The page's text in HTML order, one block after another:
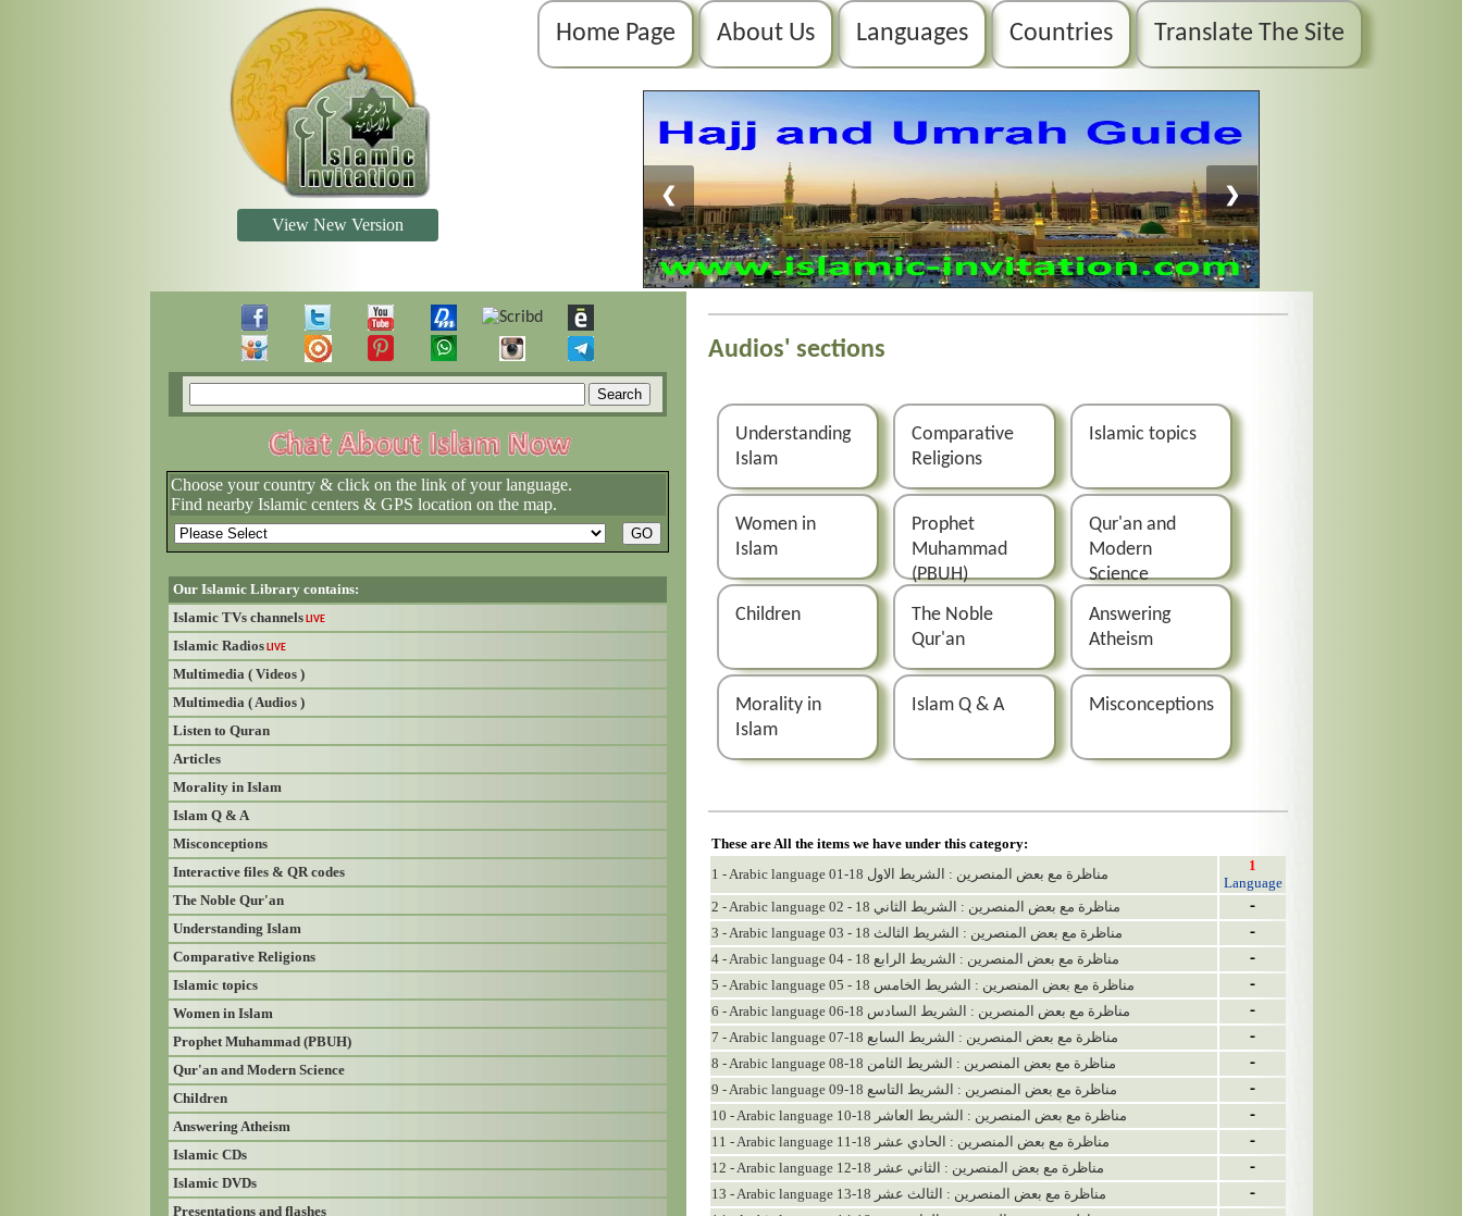
Home Page About Us Languages Countries Translate The Site
❮ ❯
View New Version
Choose your country & click on the link of your language.
Find nearby Islamic centers & GPS location on the map.
Our Islamic Library contains:
Islamic TVs channels LIVE
Islamic Radios LIVE
Multimedia ( Videos )
Multimedia ( Audios )
Listen to Quran
Articles
Morality in Islam
Islam Q & A
Misconceptions
Interactive files & QR codes
The Noble Qur'an
Understanding Islam
Comparative Religions
Islamic topics
Women in Islam
Prophet Muhammad (PBUH)
Qur'an and Modern Science
Children
Answering Atheism
Islamic CDs
Islamic DVDs
Presentations and flashes
Audios' sections
Understanding
Islam
Comparative
Religions
Islamic topics
Women in
Islam
Prophet
Muhammad
(PBUH)
Qur'an and
Modern
Science
Children
The Noble
Qur'an
Answering
Atheism
Morality in
Islam
Islam Q & A Misconceptions
These are All the items we have under this category:
1 - Arabic language 01-18 مناظرة مع بعض المنصرين : الشريط الاول
1
Language
2 - Arabic language 02 - 18 مناظرة مع بعض المنصرين : الشريط الثاني
-
3 - Arabic language 03 - 18 مناظرة مع بعض المنصرين : الشريط الثالث -
4 - Arabic language 04 - 18 مناظرة مع بعض المنصرين : الشريط الرابع -
5 - Arabic language 05 - 18 مناظرة مع بعض المنصرين : الشريط الخامس -
6 - Arabic language 06-18 مناظرة مع بعض المنصرين : الشريط السادس -
7 - Arabic language 07-18 مناظرة مع بعض المنصرين : الشريط السابع -
8 - Arabic language 08-18 مناظرة مع بعض المنصرين : الشريط الثامن -
9 - Arabic language 09-18 مناظرة مع بعض المنصرين : الشريط التاسع -
10 - Arabic language 10-18 مناظرة مع بعض المنصرين : الشريط العاشر -
11 - Arabic language 11-18 مناظرة مع بعض المنصرين : الحادي عشر -
12 - Arabic language 12-18 مناظرة مع بعض المنصرين : الثاني عشر -
13 - Arabic language 13-18 مناظرة مع بعض المنصرين : الثالث عشر -